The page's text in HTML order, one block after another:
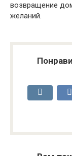
возвращение
желаний.